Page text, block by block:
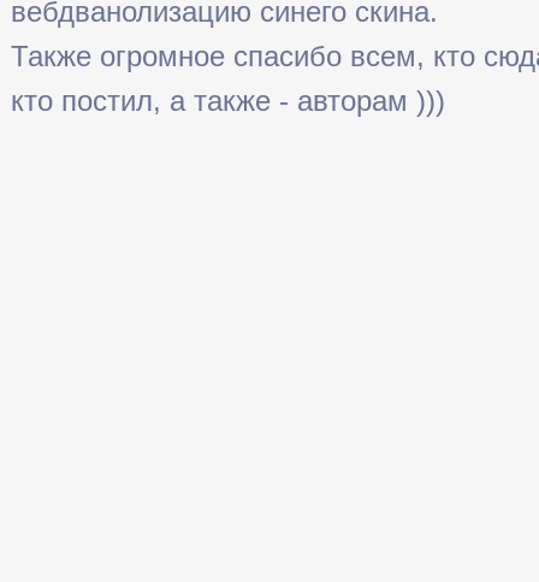
вебдванолизацию синего скина.
Также огромное спасибо всем, кто
кто постил, а также - авторам )))